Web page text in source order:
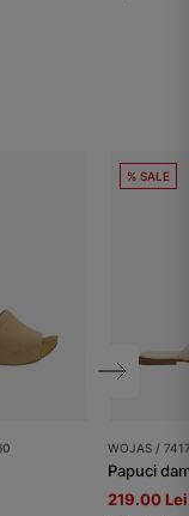
% SALE
WOJAS /
219.00 Lei